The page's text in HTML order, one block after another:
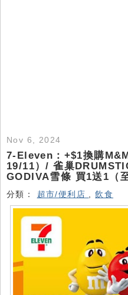
Nov 6, 2024
7-Eleven：+$1換購
19/11）/ 雀巢
GODIVA雪條 買1送1（
分類： 超市/便利店 ,飲食